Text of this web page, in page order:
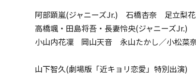
阿部顕嵐(ジャニーズJr.) 石橋杏奈 足立梨
高橋颯・田島将吾・長妻怜央(ジャニーズJr.)
小山内花凜 岡山天音 永山たかし／小松菜
山下智久(劇場版「近キョリ恋愛」特別出演)